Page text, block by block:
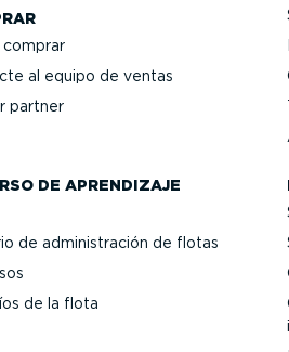
comprar
al equipo de ventas
partner
DE APRENDIZAJE
de adminis­tración de flotas
de la flota